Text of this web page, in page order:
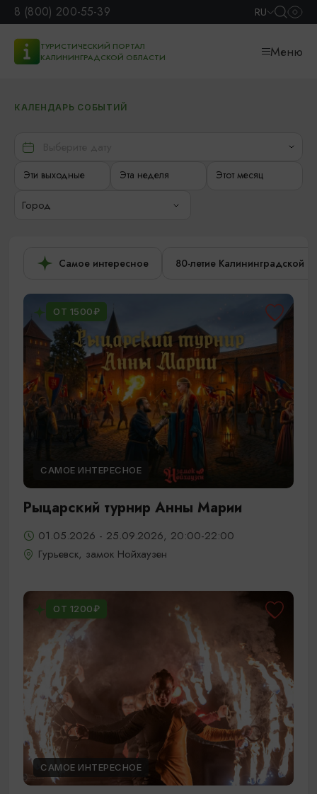
8 (800) 200-55-39 RU
ТУРИСТИЧЕСКИЙ ПОРТАЛ
КАЛИНИНГРАДСКОЙ ОБЛАСТИ
Меню
КАЛЕНДАРЬ СОБЫТИЙ
Эти выходные Эта неделя Этот месяц
Город
Самое интересное 80-летие Калининградской
ОТ 1500₽
САМОЕ ИНТЕРЕСНОЕ
Рыцарский турнир Анны Марии
01.05.2026 - 25.09.2026, 20:00-22:00
Гурьевск, замок Нойхаузен
ОТ 1200₽
САМОЕ ИНТЕРЕСНОЕ